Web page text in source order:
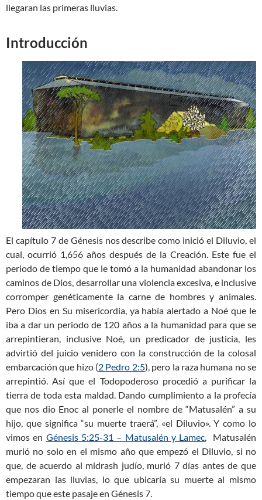
llegaran las primeras lluvias.
Introducción
El capítulo 7 de Génesis nos describe como inició el Diluvio, el
cual, ocurrió 1,656 años después de la Creación. Este fue el
periodo de tiempo que le tomó a la humanidad abandonar los
caminos de Dios, desarrollar una violencia excesiva, e inclusive
corromper genéticamente la carne de hombres y animales.
Pero Dios en Su misericordia, ya había alertado a Noé que le
iba a dar un periodo de 120 años a la humanidad para que se
arrepintieran, inclusive Noé, un predicador de justicia, les
advirtió del juicio venidero con la construcción de la colosal
embarcación que hizo (2 Pedro 2:5), pero la raza humana no se
arrepintió. Así que el Todopoderoso procedió a purificar la
tierra de toda esta maldad. Dando cumplimiento a la profecía
que nos dio Enoc al ponerle el nombre de “Matusalén” a su
hijo, que significa “su muerte traerá”, «el Diluvio». Y como lo
vimos en Génesis 5:25-31 – Matusalén y Lamec, Matusalén
murió no solo en el mismo año que empezó el Diluvio, si no
que, de acuerdo al midrash judío, murió 7 días antes de que
empezaran las lluvias, lo que ubicaría su muerte al mismo
tiempo que este pasaje en Génesis 7.